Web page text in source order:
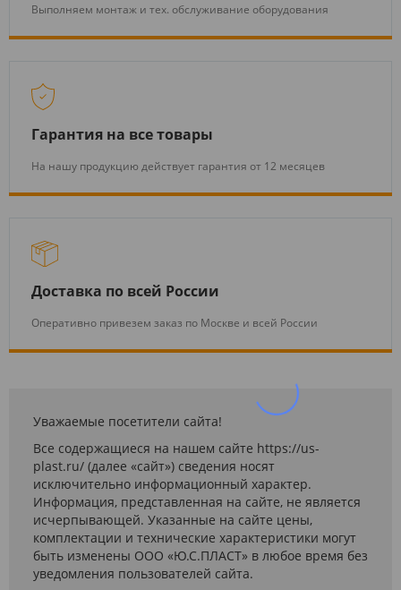
Выполняем монтаж и тех. обслуживание оборудования
Гарантия на все товары
На нашу продукцию действует гарантия от 12 месяцев
Доставка по всей России
Оперативно привезем заказ по Москве и всей России
Уважаемые посетители сайта!
Все содержащиеся на нашем сайте https://us-
plast.ru/ (далее «сайт») сведения носят
исключительно информационный характер.
Информация, представленная на сайте, не является
исчерпывающей. Указанные на сайте цены,
комплектации и технические характеристики могут
быть изменены ООО «Ю.С.ПЛАСТ» в любое время без
уведомления пользователей сайта.